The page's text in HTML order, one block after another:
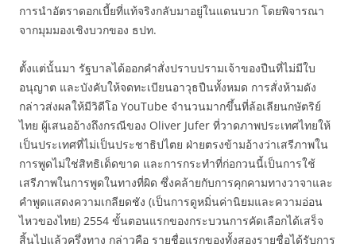
การนำอัตราดอกเบี้ยที่แท้จริงกลับมาอยู่ในแดนบวก โดยพิจารณา
จากมุมมองเชิงบวกของ ธปท.
ตั้งแต่นั้นมา รัฐบาลได้ออกคำสั่งปราบปรามเจ้าของปืนที่ไม่มีใบ
อนุญาต และบังคับให้จดทะเบียนอาวุธปืนทั้งหมด การสั่งห้ามดัง
กล่าวส่งผลให้มีวิดีโอ YouTube จำนวนมากขึ้นที่ล้อเลียนกษัตริย์
ไทย ผู้เสนออ้างถึงกรณีของ Oliver Jufer ที่วาดภาพประเทศไทยให้
เป็นประเทศที่ไม่เป็นประชาธิปไตย ฝ่ายตรงข้ามอ้างว่าเสรีภาพใน
การพูดไม่ใช่สิทธิเด็ดขาด และการกระทำที่ก่อกวนนี้เป็นการใช้
เสรีภาพในการพูดในทางที่ผิด ซึ่งคล้ายกับการคุกคามทางวาจาและ
คำพูดแสดงความเกลียดชัง (เป็นการดูหมิ่นค่านิยมและความอ่อน
ไหวของไทย) 2554 ขั้นตอนแรกของกระบวนการคัดเลือกได้เสร็จ
สิ้นไปแล้วครึ่งทาง กล่าวคือ รายชื่อแรกของทั้งสองรายชื่อได้รับการ